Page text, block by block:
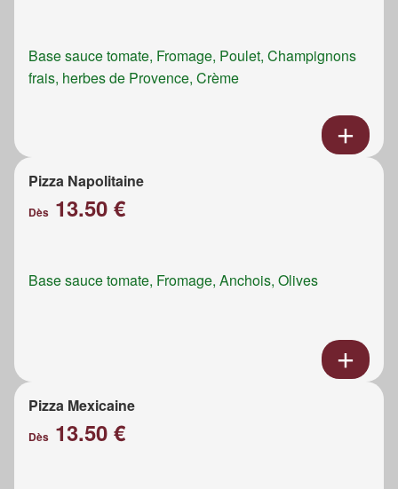
Base sauce tomate, Fromage, Poulet, Champignons
frais, herbes de Provence, Crème
Pizza Napolitaine
Dès 13.50 €
Base sauce tomate, Fromage, Anchois, Olives
Pizza Mexicaine
Dès 13.50 €